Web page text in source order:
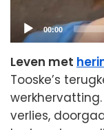
Current
00:00
Leven met
Tooske’s
verlies,